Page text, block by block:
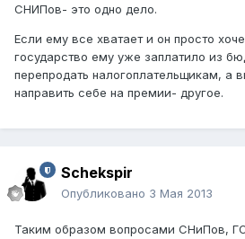
СНИПов- это одно дело.
Если ему все хватает и он просто
государство ему уже заплатило из
перепродать налогоплательщикам, а
направить себе на премии- другое.
Schekspir
Опубликовано 3 Мая 2013
Таким образом вопросами СНиПов,